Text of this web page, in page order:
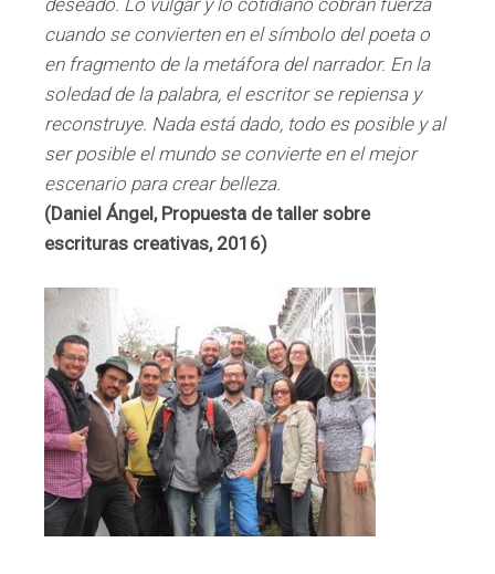
deseado. Lo vulgar y lo cotidiano cobran fuerza
cuando se convierten en el símbolo del poeta o
en fragmento de la metáfora del narrador. En la
soledad de la palabra, el escritor se repiensa y
reconstruye. Nada está dado, todo es posible y al
ser posible el mundo se convierte en el mejor
escenario para crear belleza.
(Daniel Ángel, Propuesta de taller sobre
escrituras creativas, 2016)